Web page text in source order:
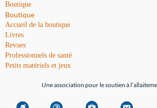
Boutique
Boutique
Accueil de la boutique
Livres
Revues
Professionnels de santé
Petits matériels et jeux
Une association pour le soutien à